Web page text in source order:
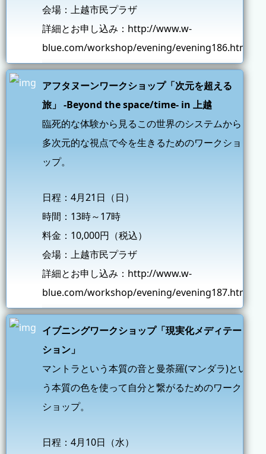
会場：上越市民プラザ
詳細とお申し込み： http://www.w-
blue.com/workshop/evening/evening186.html
アフタヌーンワークショップ「次元を超える
旅」 -Beyond the space/time- in 上越
臨死的な体験から見るこの世界のシステムから
多次元的な視点で今を生きるためのワークショ
ップ。
日程：4月21日（日）
時間：13時～17時
料金：10,000円（税込）
会場：上越市民プラザ
詳細とお申し込み： http://www.w-
blue.com/workshop/evening/evening187.html
イブニングワークショップ「現実化メディテー
ション」
マントラという本質の音と曼荼羅(マンダラ)とい
う本質の色を使って自分と繋がるためのワーク
ショップ。
日程：4月10日（水）